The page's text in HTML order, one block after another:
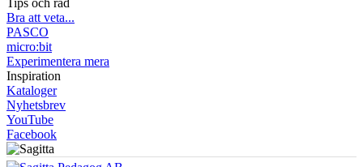
Tips och råd
Bra att veta...
PASCO
micro:bit
Experimentera mera
Inspiration
Kataloger
Nyhetsbrev
YouTube
Facebook